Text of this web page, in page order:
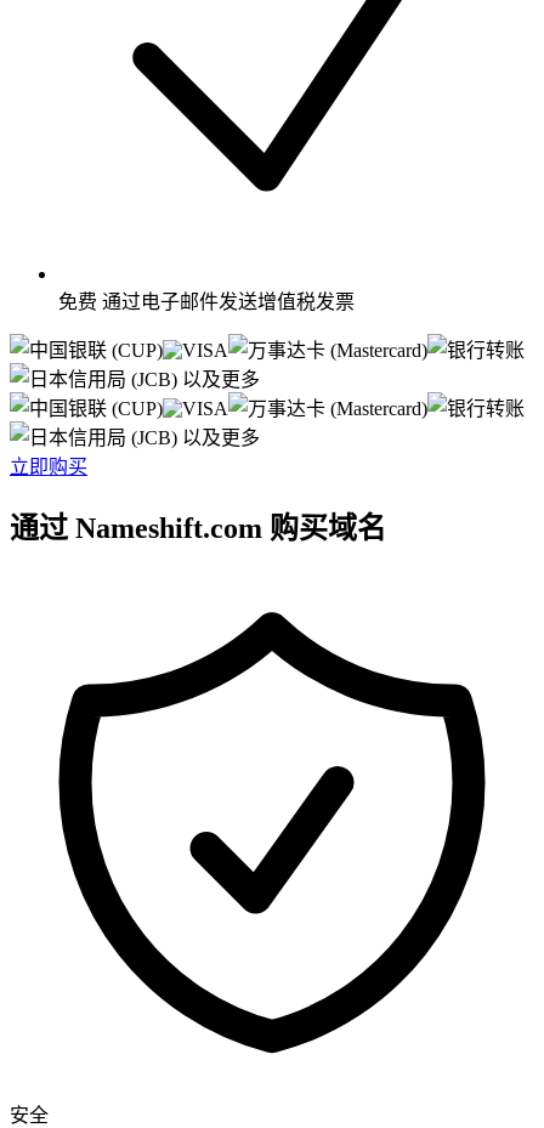
免费 通过电子邮件发送增值税发票
以及更多
以及更多
立即购买
通过 Nameshift.com 购买域名
安全